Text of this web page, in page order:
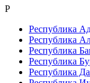
Р
Республика
Республика
Республика
Республика
Республика